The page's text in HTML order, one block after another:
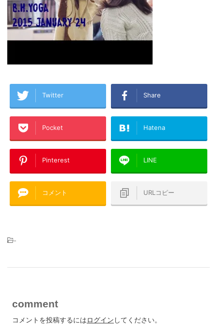
Twitter Share
Pocket Hatena
Pinterest LINE
コメント URLコピー
-
comment
コメントを投稿するにはログイン してください。